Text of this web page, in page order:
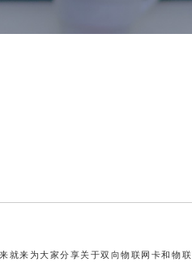
就来为大家分享关于双向物联网卡和物联